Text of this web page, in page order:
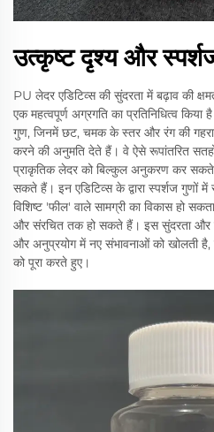
उत्कृष्ट दृश्य और
PU लेदर एडिटिव्स की सुंदरता में बढ़ाव की
एक महत्वपूर्ण अग्रगति का प्रतिनिधित्व किया
गुण, जिनमें छट, चमक के स्तर और रंग की
करने की अनुमति देते हैं। वे ऐसे रूपांतरित
प्राकृतिक लेदर को बिल्कुल अनुकरण कर सकते
सकते हैं। इन एडिटिव्स के द्वारा स्पर्शज गुणों में
विशिष्ट 'फील' वाले सामग्री का विकास हो
और संरचित तक हो सकते हैं। इस सुंदरता और
और अनुप्रयोग में नए संभावनाओं को खोलती है,
को पूरा करते हुए।